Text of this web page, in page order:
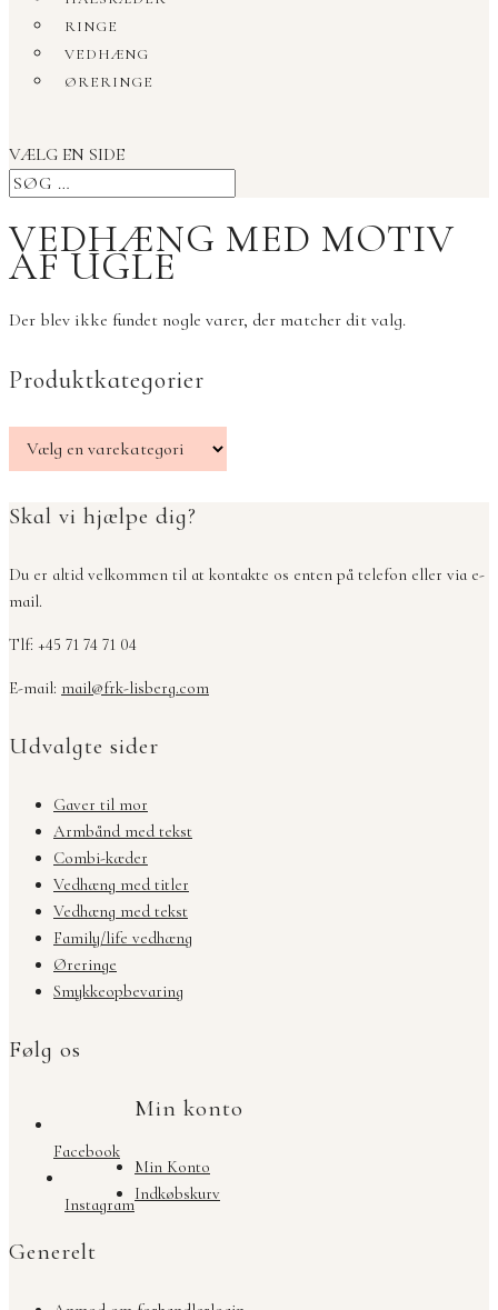
RINGE
VEDHÆNG
ØRERINGE
VÆLG EN SIDE
VEDHÆNG MED MOTIV
AF UGLE
Der blev ikke fundet nogle varer, der matcher dit valg.
Produktkategorier
Skal vi hjælpe dig?
Du er altid velkommen til at kontakte os enten på telefon eller via e-
mail.
Tlf: +45 71 74 71 04
E-mail: mail@frk-lisberg.com
Udvalgte sider
Gaver til mor
Armbånd med tekst
Combi-kæder
Vedhæng med titler
Vedhæng med tekst
Family/life vedhæng
Øreringe
Smykkeopbevaring
Følg os
Facebook
Instagram
Min konto
Min Konto
Indkøbskurv
Generelt